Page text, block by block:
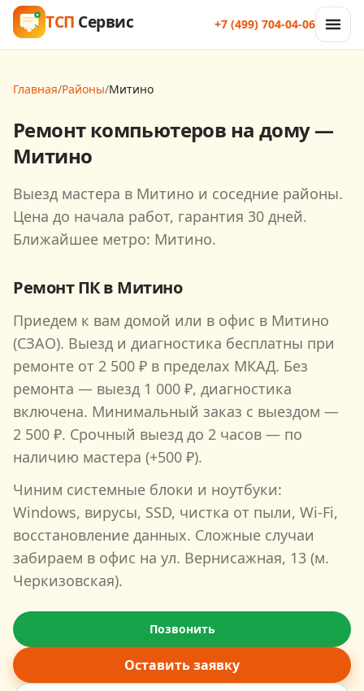
ТСП Сервис +7 (499) 704-04-06
Главная/Районы/Митино
Ремонт компьютеров на дому —
Митино
Выезд мастера в Митино и соседние районы.
Цена до начала работ, гарантия 30 дней.
Ближайшее метро: Митино.
Ремонт ПК в Митино
Приедем к вам домой или в офис в Митино
(СЗАО). Выезд и диагностика бесплатны при
ремонте от 2 500 ₽ в пределах МКАД. Без
ремонта — выезд 1 000 ₽, диагностика
включена. Минимальный заказ с выездом —
2 500 ₽. Срочный выезд до 2 часов — по
наличию мастера (+500 ₽).
Чиним системные блоки и ноутбуки:
Windows, вирусы, SSD, чистка от пыли, Wi‑Fi,
восстановление данных. Сложные случаи
забираем в офис на ул. Вернисажная, 13 (м.
Черкизовская).
Позвонить
Оставить заявку